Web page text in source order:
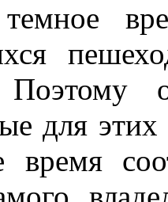
Поэтому
для